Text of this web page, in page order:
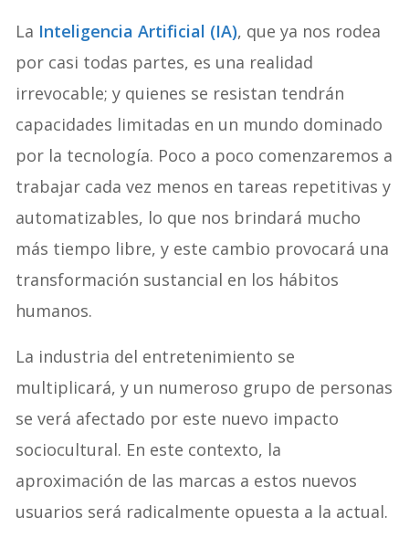
La Inteligencia Artificial (IA), que ya nos rodea
por casi todas partes, es una realidad
irrevocable; y quienes se resistan tendrán
capacidades limitadas en un mundo dominado
por la tecnología. Poco a poco comenzaremos a
trabajar cada vez menos en tareas repetitivas y
automatizables, lo que nos brindará mucho
más tiempo libre, y este cambio provocará una
transformación sustancial en los hábitos
humanos.
La industria del entretenimiento se
multiplicará, y un numeroso grupo de personas
se verá afectado por este nuevo impacto
sociocultural. En este contexto, la
aproximación de las marcas a estos nuevos
usuarios será radicalmente opuesta a la actual.